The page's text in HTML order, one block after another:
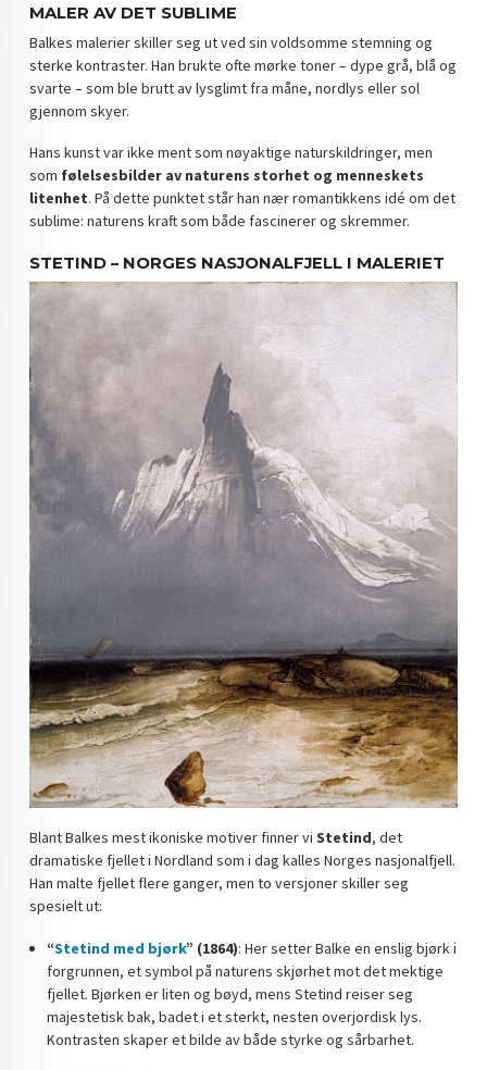
MALER AV DET SUBLIME
Balkes malerier skiller seg ut ved sin voldsomme stemning og
sterke kontraster. Han brukte ofte mørke toner – dype grå, blå og
svarte – som ble brutt av lysglimt fra måne, nordlys eller sol
gjennom skyer.
Hans kunst var ikke ment som nøyaktige naturskildringer, men
som følelsesbilder av naturens storhet og menneskets
litenhet. På dette punktet står han nær romantikkens idé om det
sublime: naturens kraft som både fascinerer og skremmer.
STETIND – NORGES NASJONALFJELL I MALERIET
Blant Balkes mest ikoniske motiver finner viStetind, det
dramatiske fjellet i Nordland som i dag kalles Norges nasjonalfjell.
Han malte fjellet flere ganger, men to versjoner skiller seg
spesielt ut:
“Stetind med bjørk” (1864): Her setter Balke en enslig bjørk i
forgrunnen, et symbol på naturens skjørhet mot det mektige
fjellet. Bjørken er liten og bøyd, mens Stetind reiser seg
majestetisk bak, badet i et sterkt, nesten overjordisk lys.
Kontrasten skaper et bilde av både styrke og sårbarhet.